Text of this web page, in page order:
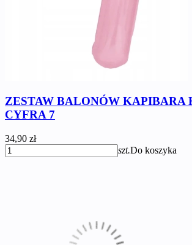
ZESTAW BALONÓW KAPIBARA
CYFRA 7
34,90 zł
szt.Do koszyka